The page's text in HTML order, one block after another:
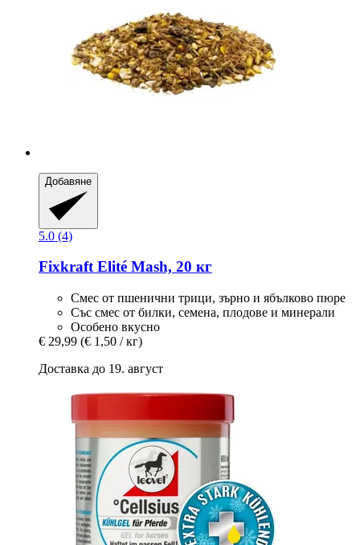
Добавяне
5.0 (4)
Fixkraft Elité Mash, 20 кг
Смес от пшенични трици, зърно и ябълково пюре
Със смес от билки, семена, плодове и минерали
Особено вкусно
€ 29,99 (€ 1,50 / кг)
Доставка до 19. август